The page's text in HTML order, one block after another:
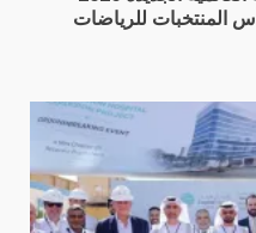
المنتخبات للرياضات